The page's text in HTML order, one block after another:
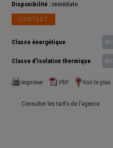
Disponibilité : immédiate
CONTACT
Classe énergétique NC
Classe d'isolation thermique NC
Imprimer PDF Voir le plan
Consulter les tarifs de l'agence